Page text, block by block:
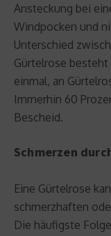
Ansteckung bei
Windpocken und
Unterschied
Gürtelrose besteht
einmal, an
Immerhin 60
Bescheid.
Schmerzen
Eine Gürtelrose
schmerzhaften
Die häufigste